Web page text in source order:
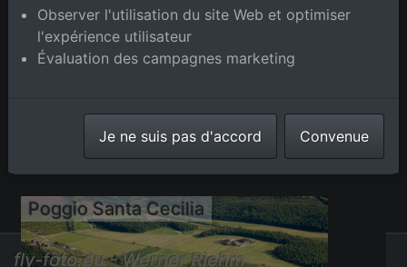
aériennes de la boutique en
Poggio Santa Cecilia
fly-foto.eu - Werner Riehm
Observer l'utilisation du site Web et optimiser
l'expérience utilisateur
Évaluation des campagnes marketing
Je ne suis pas d'accord Convenue